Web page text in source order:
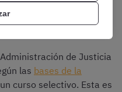
Libre?
de Justicia
las bases de la
curso selectivo. Esta es